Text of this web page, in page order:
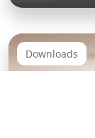
Downloads